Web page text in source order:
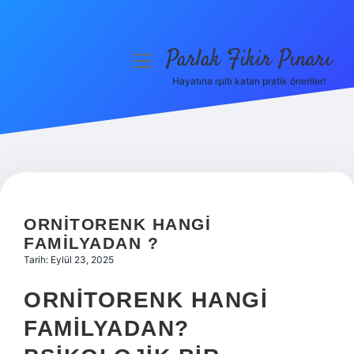
Hakkımızda
menüyüParlak Fikir Pınarı
Hayatına ışıltı katan pratik öneriler!
ORNITORENK HANGI
FAMILYADAN ?
Tarih: Eylül 23, 2025
ORNITORENK HANGI
FAMILYADAN?